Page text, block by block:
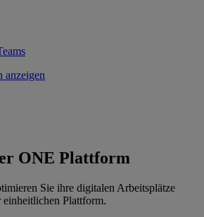
anzeigen
ONE Plattform
Sie ihre digitalen Arbeitsplätze
Plattform.